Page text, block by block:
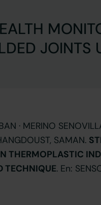
JOINTS
· MERINO
SAMAN.
THERMOPLASTIC
TECHNIQUE. En: